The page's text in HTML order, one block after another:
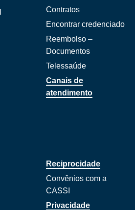
Contratos
Encontrar credenciado
Reembolso –
Documentos
Telessaúde
Canais de
atendimento
Reciprocidade
Convênios com a
CASSI
Privacidade